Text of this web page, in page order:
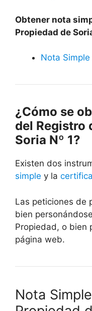
Obtener nota
Propiedad de
Nota
¿Cómo se
del Registro
Soria Nº 1?
Existen dos
simple y la
Las peticiones de
bien
Propiedad, o bien
página web.
Nota